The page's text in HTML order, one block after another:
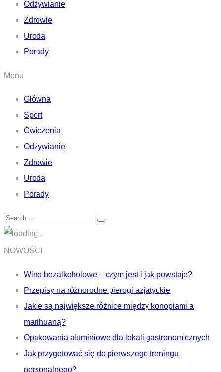
Odżywianie
Zdrowie
Uroda
Porady
Menu
Główna
Sport
Ćwiczenia
Odżywianie
Zdrowie
Uroda
Porady
NOWOŚCI
Wino bezalkoholowe – czym jest i jak powstaje?
Przepisy na różnorodne pierogi azjatyckie
Jakie są największe różnice między konopiami a
marihuaną?
Opakowania aluminiowe dla lokali gastronomicznych
Jak przygotować się do pierwszego treningu
personalnego?